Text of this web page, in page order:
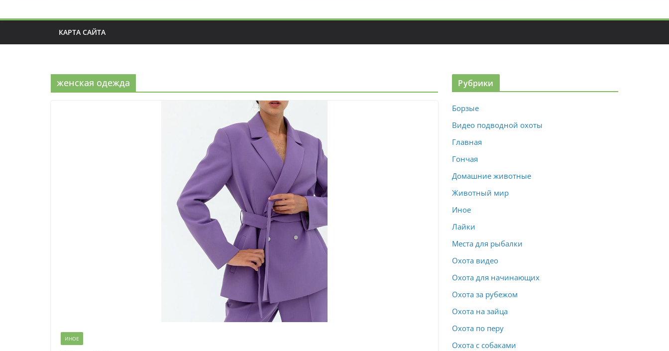
КАРТА САЙТА
женская одежда
ИНОЕ
Рубрики
Борзые
Видео подводной охоты
Главная
Гончая
Домашние животные
Животный мир
Иное
Лайки
Места для рыбалки
Охота видео
Охота для начинающих
Охота за рубежом
Охота на зайца
Охота по перу
Охота с собаками